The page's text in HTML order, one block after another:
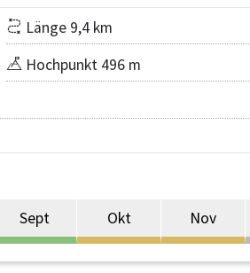
Länge 9,4 km
Hochpunkt 496 m
Sept Okt Nov